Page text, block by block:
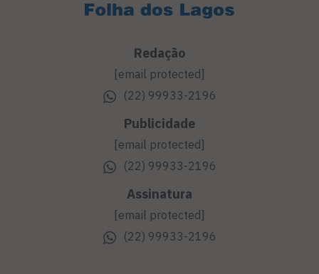
Redação
[email protected]
(22) 99933-2196
Publicidade
[email protected]
(22) 99933-2196
Assinatura
[email protected]
(22) 99933-2196